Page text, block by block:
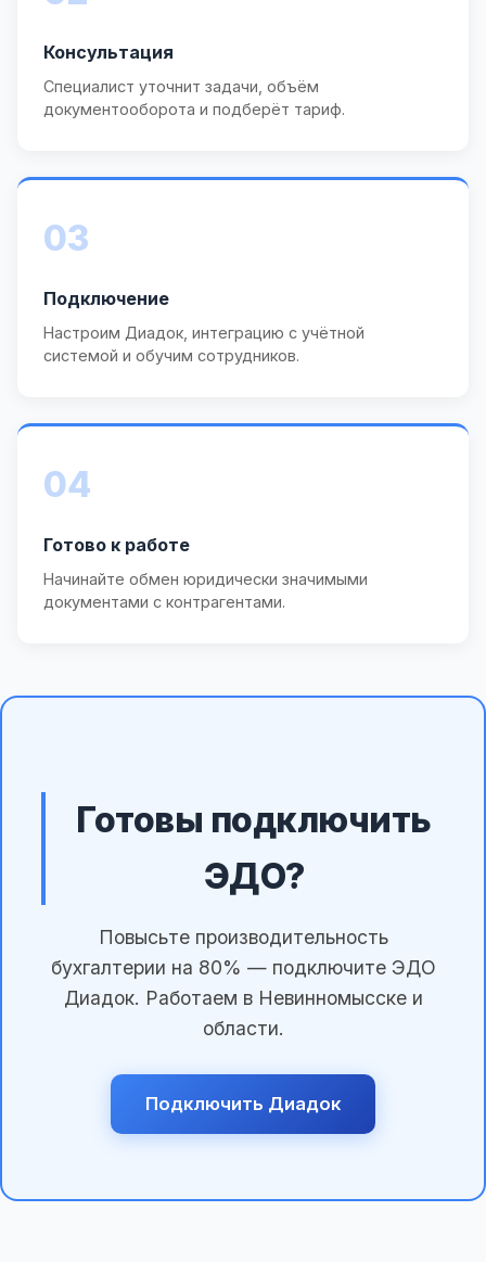
Консультация
Специалист уточнит задачи, объём
документооборота и подберёт тариф.
03
Подключение
Настроим Диадок, интеграцию с учётной
системой и обучим сотрудников.
04
Готово к работе
Начинайте обмен юридически значимыми
документами с контрагентами.
Готовы подключить
ЭДО?
Повысьте производительность
бухгалтерии на 80% — подключите ЭДО
Диадок. Работаем в Невинномысске и
области.
Подключить Диадок